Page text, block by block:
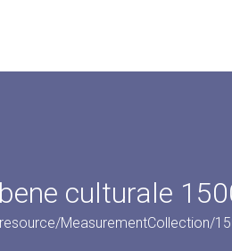
culturale
MeasurementCollection/